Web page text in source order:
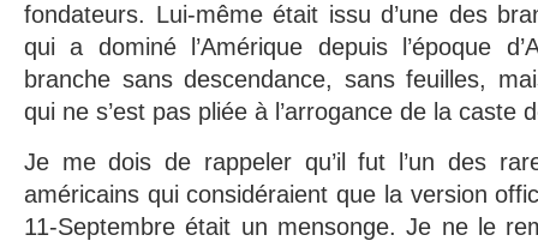
fondateurs. Lui-même était issu d’une des
qui a dominé l’Amérique depuis l’époque
branche sans descendance, sans feuilles,
qui ne s’est pas pliée à l’arrogance de la caste
Je me dois de rappeler qu’il fut l’un des
américains qui considéraient que la version
11-Septembre était un mensonge. Je ne le